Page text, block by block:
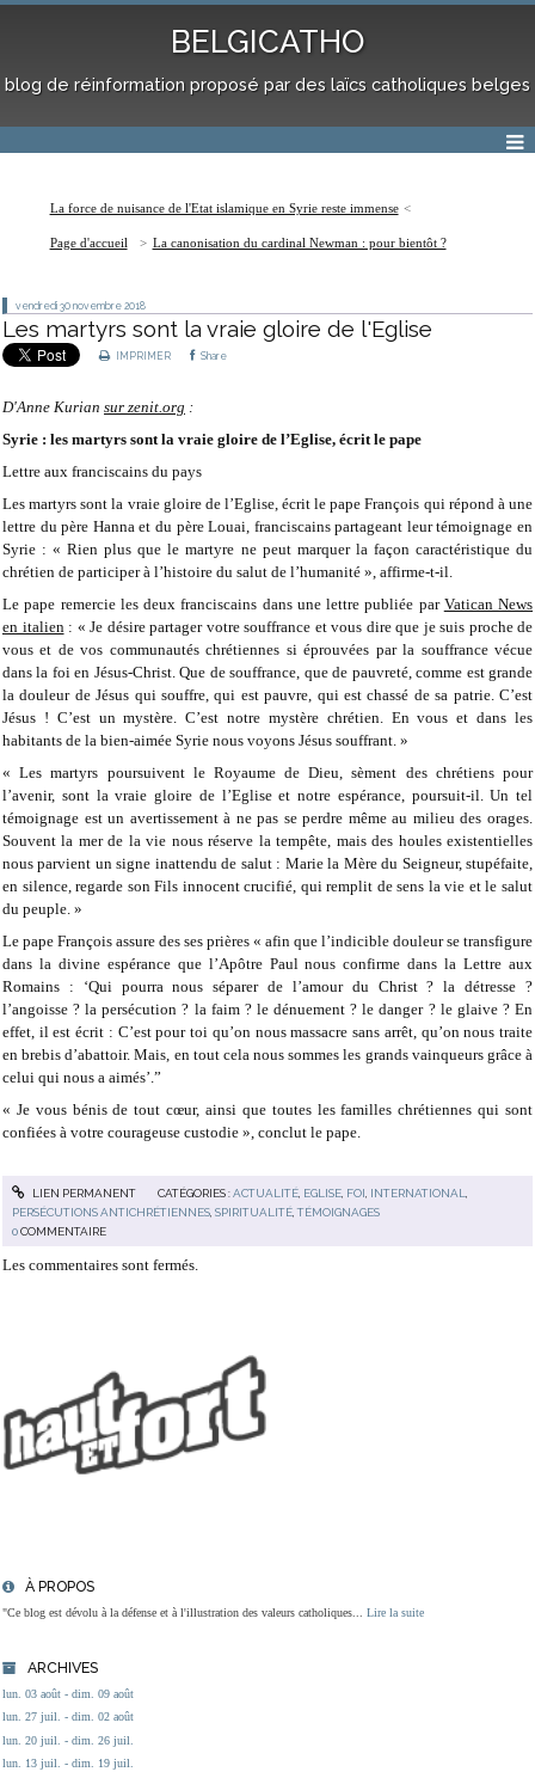
BELGICATHO
blog de réinformation proposé par des laïcs catholiques belges
À PROPOS
"Ce blog est dévolu à la défense et à l'illustration des valeurs catholiques... Lire la suite
ARCHIVES
lun. 03 août - dim. 09 août
lun. 27 juil. - dim. 02 août
lun. 20 juil. - dim. 26 juil.
lun. 13 juil. - dim. 19 juil.
La force de nuisance de l'Etat islamique en Syrie reste immense
Page d'accueil La canonisation du cardinal Newman : pour bientôt ?
vendredi 30 novembre 2018
Les martyrs sont la vraie gloire de l'Eglise
IMPRIMER Share
D'Anne Kurian sur zenit.org :
Syrie : les martyrs sont la vraie gloire de l’Eglise, écrit le pape
Lettre aux franciscains du pays
Les martyrs sont la vraie gloire de l’Eglise, écrit le pape François qui répond à une
lettre du père Hanna et du père Louai, franciscains partageant leur témoignage en
Syrie : « Rien plus que le martyre ne peut marquer la façon caractéristique du
chrétien de participer à l’histoire du salut de l’humanité », affirme-t-il.
Le pape remercie les deux franciscains dans une lettre publiée par Vatican News
en italien: « Je désire partager votre souffrance et vous dire que je suis proche de
vous et de vos communautés chrétiennes si éprouvées par la souffrance vécue
dans la foi en Jésus-Christ. Que de souffrance, que de pauvreté, comme est grande
la douleur de Jésus qui souffre, qui est pauvre, qui est chassé de sa patrie. C’est
Jésus ! C’est un mystère. C’est notre mystère chrétien. En vous et dans les
habitants de la bien-aimée Syrie nous voyons Jésus souffrant. »
« Les martyrs poursuivent le Royaume de Dieu, sèment des chrétiens pour
l’avenir, sont la vraie gloire de l’Eglise et notre espérance, poursuit-il. Un tel
témoignage est un avertissement à ne pas se perdre même au milieu des orages.
Souvent la mer de la vie nous réserve la tempête, mais des houles existentielles
nous parvient un signe inattendu de salut : Marie la Mère du Seigneur, stupéfaite,
en silence, regarde son Fils innocent crucifié, qui remplit de sens la vie et le salut
du peuple. »
Le pape François assure des ses prières « afin que l’indicible douleur se transfigure
dans la divine espérance que l’Apôtre Paul nous confirme dans la Lettre aux
Romains : ‘Qui pourra nous séparer de l’amour du Christ ? la détresse ?
l’angoisse ? la persécution ? la faim ? le dénuement ? le danger ? le glaive ? En
effet, il est écrit : C’est pour toi qu’on nous massacre sans arrêt, qu’on nous traite
en brebis d’abattoir. Mais, en tout cela nous sommes les grands vainqueurs grâce à
celui qui nous a aimés’.”
« Je vous bénis de tout cœur, ainsi que toutes les familles chrétiennes qui sont
confiées à votre courageuse custodie », conclut le pape.
LIEN PERMANENT CATÉGORIES :ACTUALITÉ, EGLISE, FOI INTERNATIONAL
PERSÉCUTIONS ANTICHRÉTIENNES ,SPIRITUALITÉ ,TÉMOIGNAGES
0COMMENTAIRE
Les commentaires sont fermés.